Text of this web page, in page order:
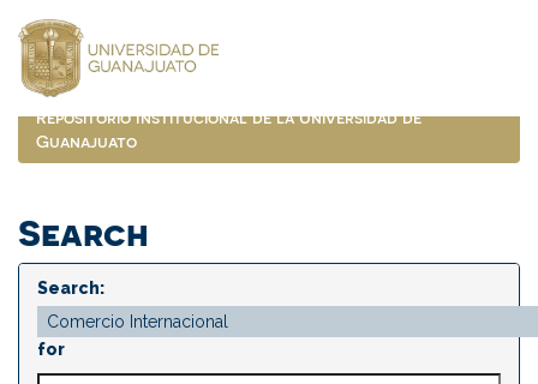
navigation
Repositorio Institucional de la Universidad de
Guanajuato
Search
Search:
for